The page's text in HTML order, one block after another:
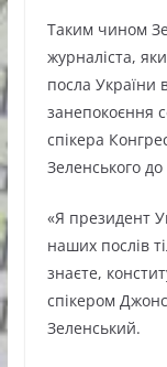
Таким чином
журналіста,
посла
занепокоєння
спікера
Зеленського
«Я президент
наших послів
знаєте,
спікером
Зеленський.